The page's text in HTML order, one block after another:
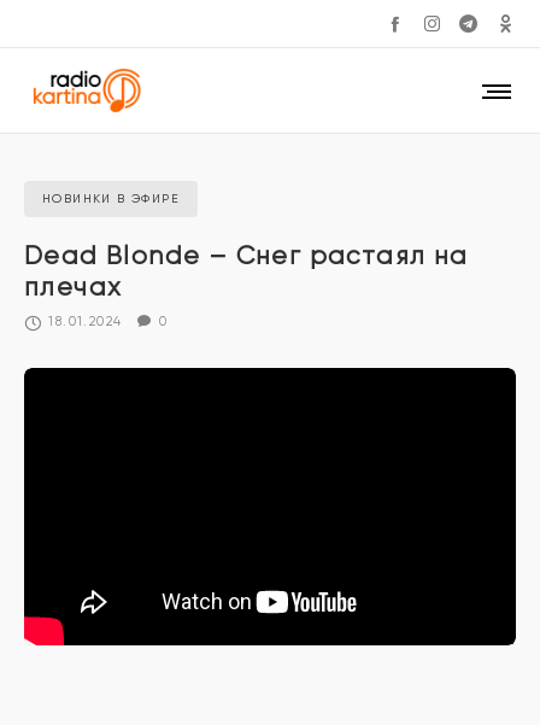
НОВИНКИ В ЭФИРЕ
Dead Blonde – Снег растаял на
плечах
18.01.2024 0